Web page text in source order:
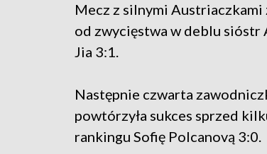
Mecz z silnymi Austriaczkami
od zwycięstwa w deblu sióstr
Jia 3:1.
Następnie czwarta
powtórzyła sukces sprzed
rankingu Sofię Polcanovą 3:0.